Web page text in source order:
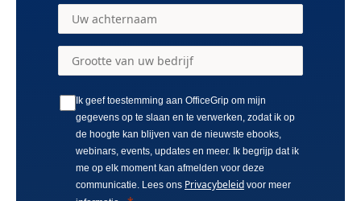
Ik geef toestemming aan OfficeGrip om mijn
gegevens op te slaan en te verwerken, zodat ik op
de hoogte kan blijven van de nieuwste ebooks,
webinars, events, updates en meer. Ik begrijp dat ik
me op elk moment kan afmelden voor deze
communicatie. Lees ons Privacybeleid voor meer